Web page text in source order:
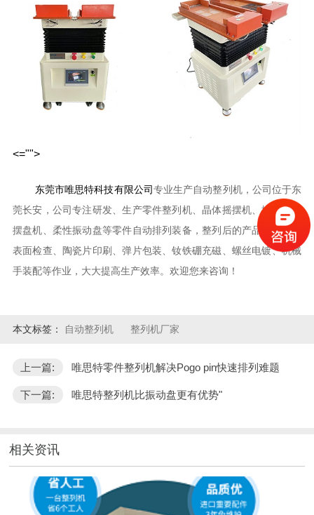
<="">
东莞市唯思特科技有限公司 专业生产自动整列机，公司位于东
莞长安，公司专注研发、生产零件整列机、晶体摇摆机、排列机、
摆盘机、柔性振动盘等零件自动排列装备，整列后的产品可以进行
表面检查、陶瓷片印刷、弹片包装、钕铁硼充磁、螺丝电镀、机械
手装配等作业，大大提高生产效率。欢迎您来咨询！
本文标签： 自动整列机 整列机厂家
上一篇: 唯思特零件整列机解决Pogo pin快速排列难题
下一篇: 唯思特整列机比振动盘更有优势"
相关资讯